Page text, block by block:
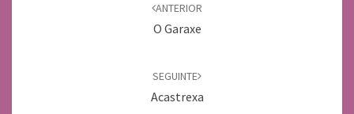
ANTERIOR
O Garaxe
SEGUINTE
Acastrexa